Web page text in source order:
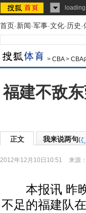
首页-新闻-军事-文化-历史-
> CBA> CBA
福建不敌
正文 我来说两句(
2012年12月10日10:51 来源：
本报讯 昨晚
不足的福建队